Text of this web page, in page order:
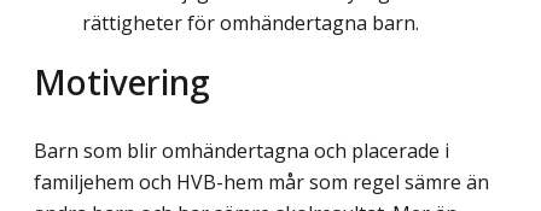
rättigheter för omhändertagna barn.
Motivering
Barn som blir omhändertagna och placerade i
familjehem och HVB-hem mår som regel sämre än